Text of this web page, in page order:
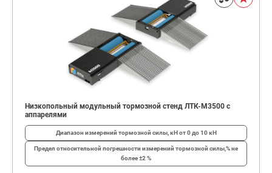
Низкопольный модульный тормозной стенд ЛТК-М3500 с
аппарелями
Диапазон измерений тормозной силы, кНот 0 до 10 кН
Предел относительной погрешности измерений тормозной силы,%не
более ±2 %